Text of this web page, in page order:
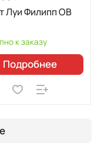
Луи Филипп ОВ
к заказу
Подробнее